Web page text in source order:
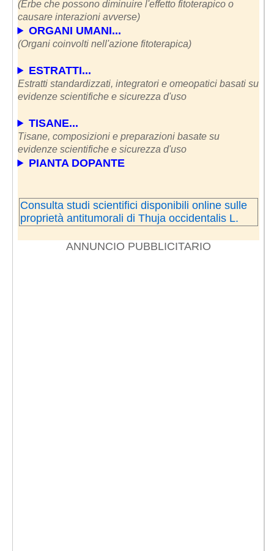
(Erbe che possono diminuire l'effetto fitoterapico o
causare interazioni avverse)
ORGANI UMANI...
(Organi coinvolti nell'azione fitoterapica)
ESTRATTI...
Estratti standardizzati, integratori e omeopatici basati su
evidenze scientifiche e sicurezza d'uso
TISANE...
Tisane, composizioni e preparazioni basate su
evidenze scientifiche e sicurezza d'uso
PIANTA DOPANTE
Consulta studi scientifici disponibili online sulle
proprietà antitumorali di Thuja occidentalis L.
ANNUNCIO PUBBLICITARIO